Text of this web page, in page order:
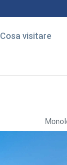
Cosa visitare